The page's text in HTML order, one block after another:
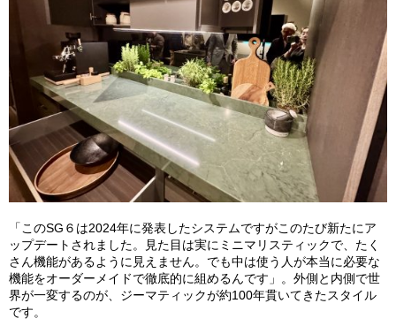
「このSG６は2024年に発表したシステムですがこのたび新たにア
ップデートされました。見た目は実にミニマリスティックで、たく
さん機能があるように見えません。でも中は使う人が本当に必要な
機能をオーダーメイドで徹底的に組めるんです」。外側と内側で世
界が一変するのが、ジーマティックが約100年貫いてきたスタイル
です。